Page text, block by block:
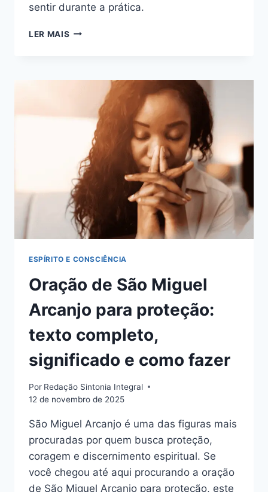
sentir durante a prática.
LER MAIS ORAÇÃO
DO
ARCANJO
MIGUEL
(ATRIBUÍDA
GREG
MIZE):
COMO
FAZER
E
O
QUE
ESPERAR
ESPÍRITO E CONSCIÊNCIA
Oração de São Miguel
Arcanjo para proteção:
texto completo,
significado e como fazer
Por Redação Sintonia Integral
12 de novembro de 2025
São Miguel Arcanjo é uma das figuras mais
procuradas por quem busca proteção,
coragem e discernimento espiritual. Se
você chegou até aqui procurando a oração
de São Miguel Arcanjo para proteção, este